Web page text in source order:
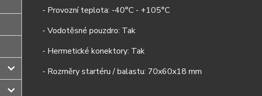
- Provozní teplota: -40°C - +105°C
- Vodotěsné pouzdro: Tak
- Hermetické konektory: Tak
- Rozměry startéru / balastu: 70x60x18 mm